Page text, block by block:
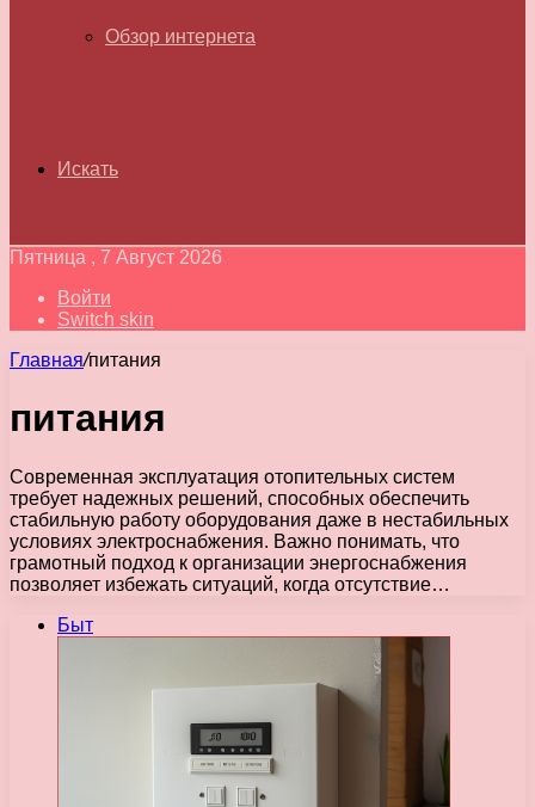
Обзор интернета
Искать
Пятница , 7 Август 2026
Войти
Switch skin
Главная/питания
питания
Современная эксплуатация отопительных систем
требует надежных решений, способных обеспечить
стабильную работу оборудования даже в нестабильных
условиях электроснабжения. Важно понимать, что
грамотный подход к организации энергоснабжения
позволяет избежать ситуаций, когда отсутствие…
Быт